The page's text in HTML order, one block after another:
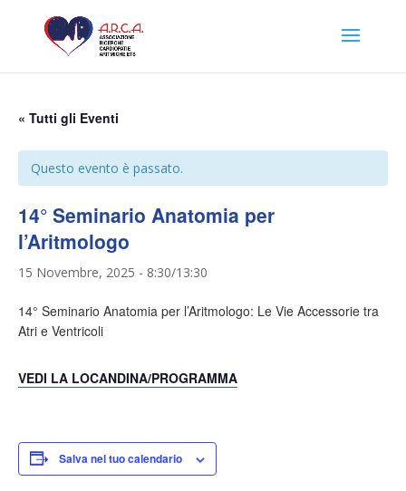
« Tutti gli Eventi
Questo evento è passato.
14° Seminario Anatomia per
l’Aritmologo
15 Novembre, 2025 - 8:30/13:30
14° Seminario Anatomia per l’Aritmologo: Le Vie Accessorie tra
Atri e Ventricoli
VEDI LA LOCANDINA/PROGRAMMA
Salva nel tuo calendario